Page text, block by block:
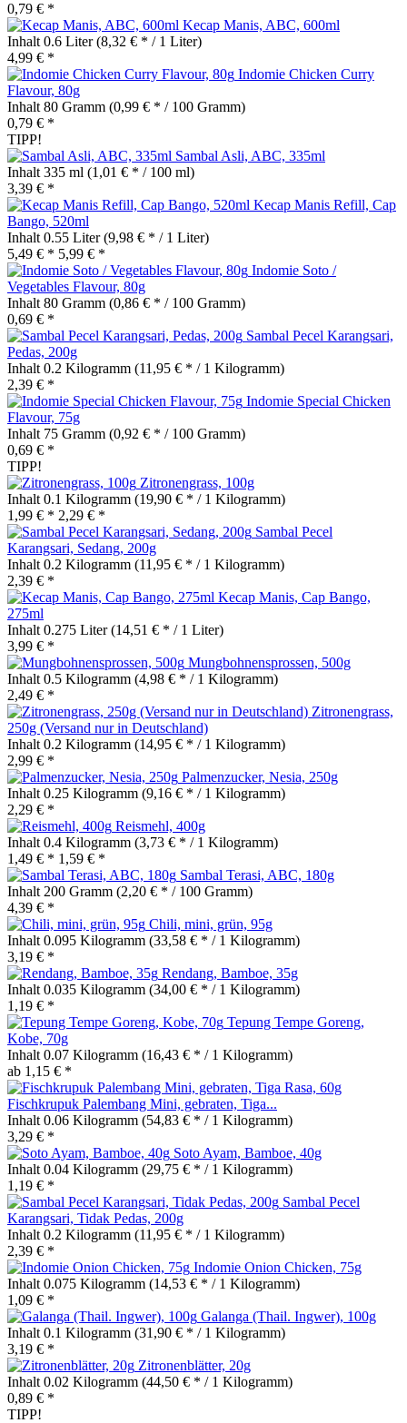
0,79 € *
Kecap Manis, ABC, 600ml
Inhalt 0.6 Liter(8,32 € * / 1 Liter)
4,99 € *
Indomie Chicken Curry
Flavour, 80g
Inhalt 80 Gramm (0,99 € * / 100 Gramm)
0,79 € *
TIPP!
Sambal Asli, ABC, 335ml
Inhalt 335 ml (1,01 € * / 100 ml)
3,39 € *
Kecap Manis Refill, Cap
Bango, 520ml
Inhalt 0.55 Liter(9,98 € * / 1 Liter)
5,49 € * 5,99 € *
Indomie Soto /
Vegetables Flavour, 80g
Inhalt 80 Gramm (0,86 € * / 100 Gramm)
0,69 € *
Sambal Pecel Karangsari,
Pedas, 200g
Inhalt 0.2 Kilogramm (11,95 € * / 1 Kilogramm)
2,39 € *
Indomie Special Chicken
Flavour, 75g
Inhalt 75 Gramm (0,92 € * / 100 Gramm)
0,69 € *
TIPP!
Zitronengrass, 100g
Inhalt 0.1 Kilogramm (19,90 € * / 1 Kilogramm)
1,99 € * 2,29 € *
Sambal Pecel
Karangsari, Sedang, 200g
Inhalt 0.2 Kilogramm (11,95 € * / 1 Kilogramm)
2,39 € *
Kecap Manis, Cap Bango,
275ml
Inhalt 0.275 Liter(14,51 € * / 1 Liter)
3,99 € *
Mungbohnensprossen, 500g
Inhalt 0.5 Kilogramm (4,98 € * / 1 Kilogramm)
2,49 € *
Zitronengrass,
250g (Versand nur in Deutschland)
Inhalt 0.2 Kilogramm (14,95 € * / 1 Kilogramm)
2,99 € *
Palmenzucker, Nesia, 250g
Inhalt 0.25 Kilogramm (9,16 € * / 1 Kilogramm)
2,29 € *
Reismehl, 400g
Inhalt 0.4 Kilogramm (3,73 € * / 1 Kilogramm)
1,49 € * 1,59 € *
Sambal Terasi, ABC, 180g
Inhalt 200 Gramm (2,20 € * / 100 Gramm)
4,39 € *
Chili, mini, grün, 95g
Inhalt 0.095 Kilogramm (33,58 € * / 1 Kilogramm)
3,19 € *
Rendang, Bamboe, 35g
Inhalt 0.035 Kilogramm (34,00 € * / 1 Kilogramm)
1,19 € *
Tepung Tempe Goreng,
Kobe, 70g
Inhalt 0.07 Kilogramm (16,43 € * / 1 Kilogramm)
ab 1,15 € *
Fischkrupuk Palembang Mini, gebraten, Tiga...
Inhalt 0.06 Kilogramm (54,83 € * / 1 Kilogramm)
3,29 € *
Soto Ayam, Bamboe, 40g
Inhalt 0.04 Kilogramm (29,75 € * / 1 Kilogramm)
1,19 € *
Sambal Pecel
Karangsari, Tidak Pedas, 200g
Inhalt 0.2 Kilogramm (11,95 € * / 1 Kilogramm)
2,39 € *
Indomie Onion Chicken, 75g
Inhalt 0.075 Kilogramm (14,53 € * / 1 Kilogramm)
1,09 € *
Galanga (Thail. Ingwer), 100g
Inhalt 0.1 Kilogramm (31,90 € * / 1 Kilogramm)
3,19 € *
Zitronenblätter, 20g
Inhalt 0.02 Kilogramm (44,50 € * / 1 Kilogramm)
0,89 € *
TIPP!